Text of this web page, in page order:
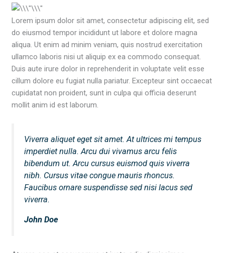
Lorem ipsum dolor sit amet, consectetur adipiscing elit, sed
do eiusmod tempor incididunt ut labore et dolore magna
aliqua. Ut enim ad minim veniam, quis nostrud exercitation
ullamco laboris nisi ut aliquip ex ea commodo consequat.
Duis aute irure dolor in reprehenderit in voluptate velit esse
cillum dolore eu fugiat nulla pariatur. Excepteur sint occaecat
cupidatat non proident, sunt in culpa qui officia deserunt
mollit anim id est laborum.
Viverra aliquet eget sit amet. At ultrices mi tempus
imperdiet nulla. Arcu dui vivamus arcu felis
bibendum ut. Arcu cursus euismod quis viverra
nibh. Cursus vitae congue mauris rhoncus.
Faucibus ornare suspendisse sed nisi lacus sed
viverra.
John Doe